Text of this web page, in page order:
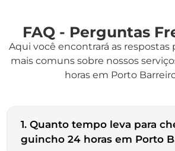
FAQ - Perguntas
Aqui você encontrará as respostas
mais comuns sobre nossos
horas em Porto
1. Quanto tempo leva para
guincho 24 horas em Porto